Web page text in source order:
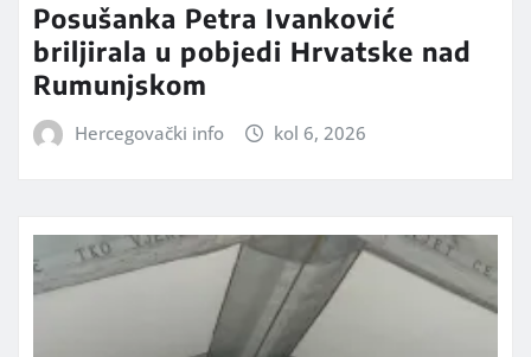
Posušanka Petra Ivanković
briljirala u pobjedi Hrvatske nad
Rumunjskom
Hercegovački info kol 6, 2026